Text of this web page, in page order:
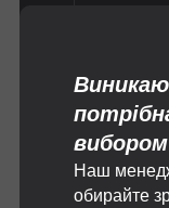
Наш
обирайте